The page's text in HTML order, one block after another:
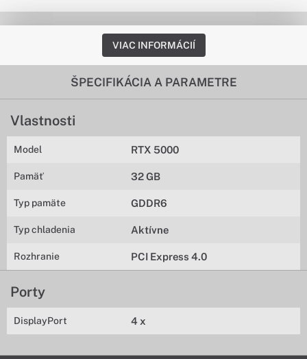
VIAC INFORMÁCIÍ
ŠPECIFIKÁCIA A PARAMETRE
Vlastnosti
Model RTX 5000
Pamäť 32 GB
Typ pamäte GDDR6
Typ chladenia Aktívne
Rozhranie PCI Express 4.0
Porty
DisplayPort 4 x